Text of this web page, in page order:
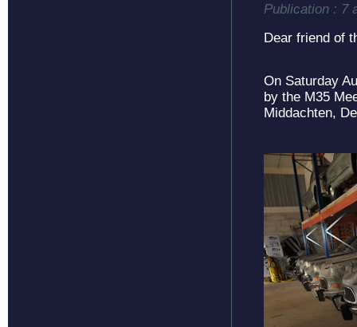
Publication : 7
Dear friend of
On Saturday
by the M35
Middachten,